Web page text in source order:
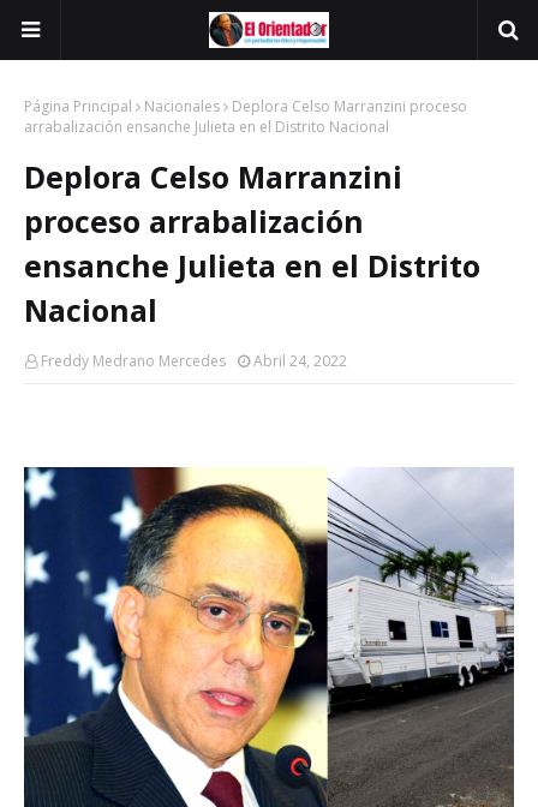
Página Principal Nacionales
Deplora Celso Marranzini proceso
arrabalización ensanche Julieta en el Distrito Nacional
Deplora Celso Marranzini
proceso arrabalización
ensanche Julieta en el Distrito
Nacional
Freddy Medrano Mercedes Abril 24, 2022